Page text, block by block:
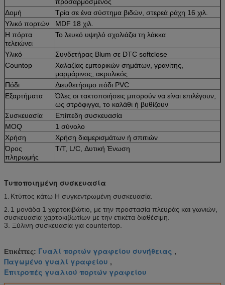
Δομή
Τρία σε ένα σύστημα βιδών, στερεά ράχη 16 χιλ.
Υλικό πορτών
MDF 18 χιλ.
Η πόρτα
τελειώνει
Το λευκό υψηλό σχολιάζει τη λάκκα
Υλικό
Συνδετήρας Blum σε DTC softclose
Countop
Χαλαζίας εμπορικών σημάτων, γρανίτης,
μαρμάρινος, ακρυλικός
Πόδι
Διευθετήσιμο πόδι PVC
Εξαρτήματα
Όλες οι τακτοποιήσεις μπορούν να είναι επιλέγουν,
ως στρόφιγγα, το καλάθι ή βυθίζουν
Συσκευασία
Επίπεδη συσκευασία
MOQ
1 σύνολο
Χρήση
Χρήση διαμερισμάτων ή σπιτιών
Όρος
πληρωμής
T/T, L/C, Δυτική Ένωση
Τυποποιημένη συσκευασία
1. Κτύπος κάτω Η συγκεντρωμένη συσκευασία.
2. 1 μονάδα 1 χαρτοκιβώτιο, με την προστασία πλευράς και γωνιών,
συσκευασία χαρτοκιβωτίων με την ετικέτα διαθέσιμη.
3. Ξύλινη συσκευασία για countertop.
Ετικέττες: Γυαλί πορτών γραφείου συνήθειας ,
Παγωμένο γυαλί γραφείου ,
Επιτροπές γυαλιού πορτών γραφείου